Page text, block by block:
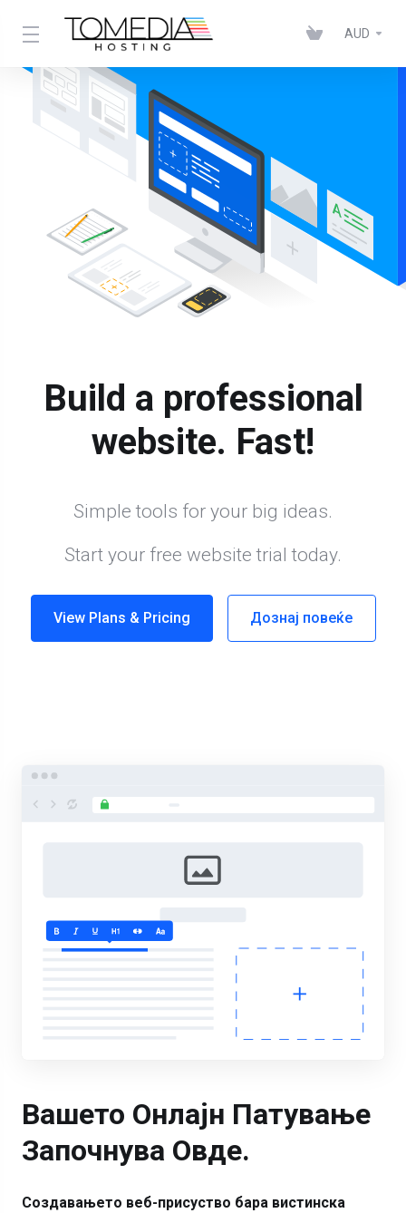
AUD
Build a professional
website. Fast!
Simple tools for your big ideas.
Start your free website trial today.
View Plans & Pricing Дознај повеќе
Вашето Онлајн Патување
Започнува Овде.
Создавањето веб-присуство бара вистинска